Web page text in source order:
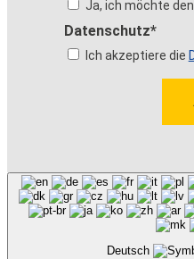
Ja, ich möchte
Datenschutz*
Ich akzeptiere die
Deutsch